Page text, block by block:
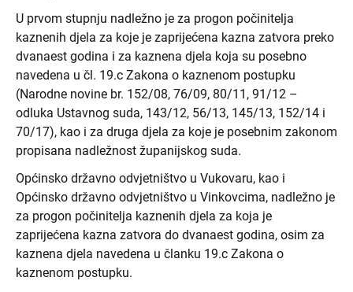
U prvom stupnju nadležno je za progon počinitelja
kaznenih djela za koje je zaprijećena kazna zatvora preko
dvanaest godina i za kaznena djela koja su posebno
navedena u čl. 19.c Zakona o kaznenom postupku
(Narodne novine br. 152/08, 76/09, 80/11, 91/12 –
odluka Ustavnog suda, 143/12, 56/13, 145/13, 152/14 i
70/17), kao i za druga djela za koje je posebnim zakonom
propisana nadležnost županijskog suda.
Općinsko državno odvjetništvo u Vukovaru, kao i
Općinsko državno odvjetništvo u Vinkovcima, nadležno je
za progon počinitelja kaznenih djela za koja je
zaprijećena kazna zatvora do dvanaest godina, osim za
kaznena djela navedena u članku 19.c Zakona o
kaznenom postupku.